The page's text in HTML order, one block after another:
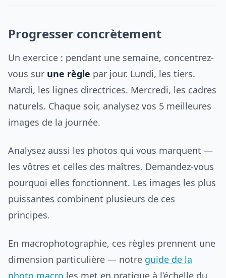
Progresser concrètement
Un exercice : pendant une semaine, concentrez-
vous sur une règle par jour. Lundi, les tiers.
Mardi, les lignes directrices. Mercredi, les cadres
naturels. Chaque soir, analysez vos 5 meilleures
images de la journée.
Analysez aussi les photos qui vous marquent —
les vôtres et celles des maîtres. Demandez-vous
pourquoi elles fonctionnent. Les images les plus
puissantes combinent plusieurs de ces
principes.
En macrophotographie, ces règles prennent une
dimension particulière — notre guide de la
photo macro les met en pratique à l’échelle du